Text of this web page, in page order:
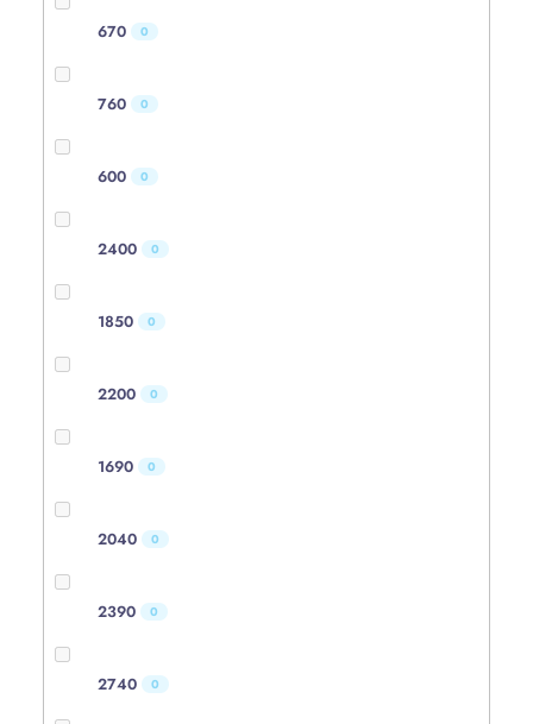
670 0
760 0
600 0
2400 0
1850 0
2200 0
1690 0
2040 0
2390 0
2740 0